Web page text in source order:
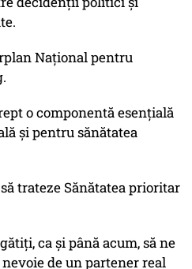
Național pentru
o componentă esențială
și pentru sănătatea
trateze Sănătatea prioritar
ca și până acum, să ne
de un partener real